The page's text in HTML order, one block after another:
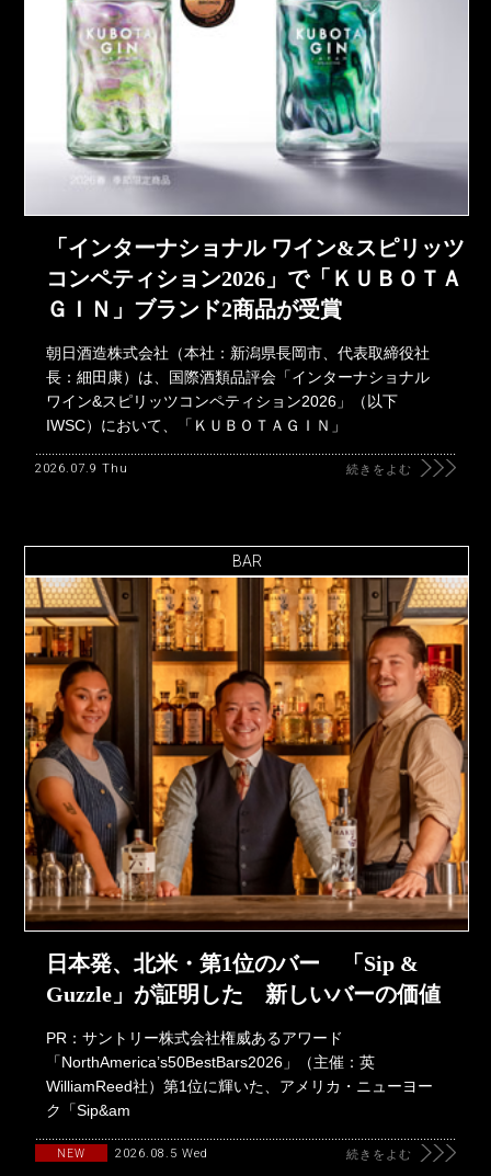
「インターナショナル ワイン&スピリッツ
コンペティション2026」で「ＫＵＢＯＴＡ
ＧＩＮ」ブランド2商品が受賞
朝日酒造株式会社（本社：新潟県長岡市、代表取締役社
長：細田康）は、国際酒類品評会「インターナショナル
ワイン&スピリッツコンペティション2026」（以下
IWSC）において、「ＫＵＢＯＴＡＧＩＮ」
2026.07.9 Thu 続きをよむ
BAR
日本発、北米・第1位のバー 「Sip &
Guzzle」が証明した 新しいバーの価値
PR：サントリー株式会社権威あるアワード
「NorthAmerica’s50BestBars2026」（主催：英
WilliamReed社）第1位に輝いた、アメリカ・ニューヨー
ク「Sip&am
NEW 2026.08.5 Wed 続きをよむ